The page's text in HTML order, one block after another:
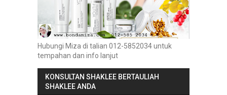
Hubungi Miza di talian 012-5852034 untuk
tempahan dan info lanjut
KONSULTAN SHAKLEE BERTAULIAH
SHAKLEE ANDA